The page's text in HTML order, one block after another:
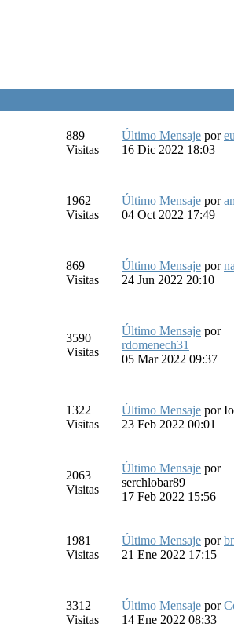
889
Visitas
Último Mensaje por
16 Dic 2022 18:03
1962
Visitas
Último Mensaje por
04 Oct 2022 17:49
869
Visitas
Último Mensaje por
24 Jun 2022 20:10
3590
Visitas
Último Mensaje por
rdomenech31
05 Mar 2022 09:37
1322
Visitas
Último Mensaje por
23 Feb 2022 00:01
2063
Visitas
Último Mensaje por
serchlobar89
17 Feb 2022 15:56
1981
Visitas
Último Mensaje por
21 Ene 2022 17:15
3312
Visitas
Último Mensaje por
14 Ene 2022 08:33